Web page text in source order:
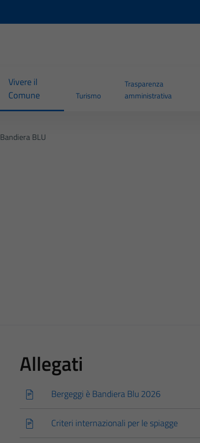
Vivere il
Comune
Turismo
Trasparenza
amministrativa
Bandiera BLU
Allegati
Bergeggi è Bandiera Blu 2026
Criteri internazionali per le spiagge